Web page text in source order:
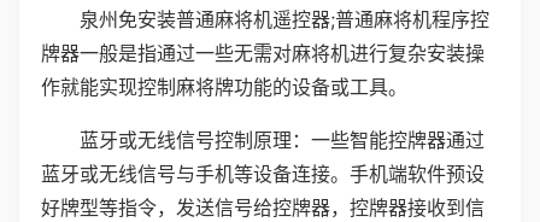
泉州免安装普通麻将机遥控器;普通麻将机程序控
牌器一般是指通过一些无需对麻将机进行复杂安装操
作就能实现控制麻将牌功能的设备或工具。
蓝牙或无线信号控制原理：一些智能控牌器通过
蓝牙或无线信号与手机等设备连接。手机端软件预设
好牌型等指令，发送信号给控牌器，控牌器接收到信